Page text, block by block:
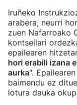
Iruñeko
arabera, neurri
zuen Nafarroako
kontseilari
epailearen
hori erabili izana
aurka".
baimendu ez
lotura dauka